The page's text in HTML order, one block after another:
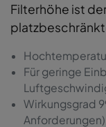
Filterhöhe ist
Für geringe
Wirkungsgrad
Anforderungen)